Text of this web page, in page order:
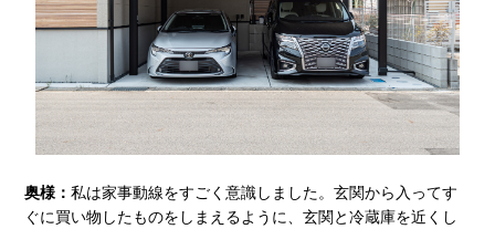
奥様： 私は家事動線をすごく意識しました。玄関から入ってす
ぐに買い物したものをしまえるように、玄関と冷蔵庫を近くし